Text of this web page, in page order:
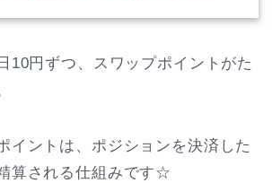
10円ずつ、スワップポイントがた
イントは、ポジションを決済した
算される仕組みです☆